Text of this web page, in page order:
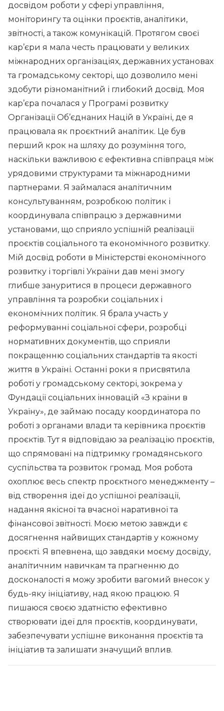
досвідом роботи у сфері управління,
моніторингу та оцінки проєктів, аналітики,
звітності, а також комунікацій. Протягом своєї
кар’єри я мала честь працювати у великих
міжнародних організаціях, державних установах
та громадському секторі, що дозволило мені
здобути різноманітний і глибокий досвід. Моя
кар’єра почалася у Програмі розвитку
Організації Об’єднаних Націй в Україні, де я
працювала як проєктний аналітик. Це був
перший крок на шляху до розуміння того,
наскільки важливою є ефективна співпраця між
урядовими структурами та міжнародними
партнерами. Я займалася аналітичним
консультуванням, розробкою політик і
координувала співпрацю з державними
установами, що сприяло успішній реалізації
проєктів соціального та економічного розвитку.
Мій досвід роботи в Міністерстві економічного
розвитку і торгівлі України дав мені змогу
глибше зануритися в процеси державного
управління та розробки соціальних і
економічних політик. Я брала участь у
реформуванні соціальної сфери, розробці
нормативних документів, що сприяли
покращенню соціальних стандартів та якості
життя в Україні. Останні роки я присвятила
роботі у громадському секторі, зокрема у
Фундації соціальних інновацій «З країни в
Україну», де займаю посаду координатора по
роботі з органами влади та керівника проєктів
проєктів. Тут я відповідаю за реалізацію проєктів,
що спрямовані на підтримку громадянського
суспільства та розвиток громад. Моя робота
охоплює весь спектр проєктного менеджменту –
від створення ідеї до успішної реалізації,
надання якісної та вчасної наративної та
фінансової звітності. Моєю метою завжди є
досягнення найвищих стандартів у кожному
проєкті. Я впевнена, що завдяки моєму досвіду,
аналітичним навичкам та прагненню до
досконалості я можу зробити вагомий внесок у
будь-яку ініціативу, над якою працюю. Я
пишаюся своєю здатністю ефективно
створювати ідеї для проєктів, координувати,
забезпечувати успішне виконання проєктів та
ініціатив та залишати значущий вплив.